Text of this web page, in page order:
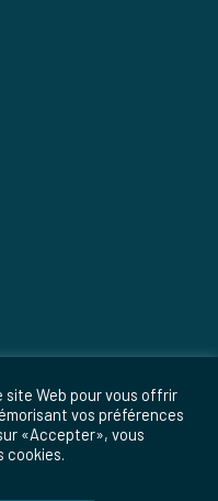
site Web pour vous offrir
vos préférences
«Accepter», vous
cookies.